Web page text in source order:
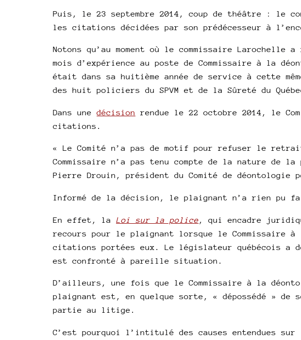
Puis, le 23 septembre 2014, coup de théâtre : le
les citations décidées par son prédécesseur à
Notons qu’au moment où le commissaire
mois d’expérience au poste de Commissaire à la
était dans sa huitième année de service à cette
des huit policiers du SPVM et de la Sûreté du
Dans une décision
rendue le 22 octobre 2014, le
citations.
« Le Comité n’a pas de motif pour refuser le
Commissaire n’a pas tenu compte de la nature
Pierre Drouin, président du Comité de déontologie
Informé de la décision, le plaignant n’a rien pu
En effet, la Loi sur la police, qui encadre
recours pour le plaignant lorsque le Commissaire
citations portées eux. Le législateur québécois a
est confronté à pareille situation.
D’ailleurs, une fois que le Commissaire à la
plaignant est, en quelque sorte, « dépossédé » de
partie au litige.
C’est pourquoi l’intitulé des causes entendues